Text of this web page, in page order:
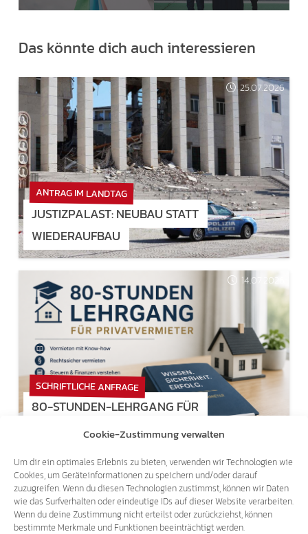
Cookie-Zustimmung verwalten
Um dir ein optimales Erlebnis zu bieten, verwenden wir Technologien wie
Cookies, um Geräteinformationen zu speichern und/oder darauf
zuzugreifen. Wenn du diesen Technologien zustimmst, können wir Daten
wie das Surfverhalten oder eindeutige IDs auf dieser Website verarbeiten.
Wenn du deine Zustimmung nicht erteilst oder zurückziehst, können
bestimmte Merkmale und Funktionen beeinträchtigt werden.
Das könnte dich auch interessieren
25.07.2026
ANTRAG IM LANDTAG
JUSTIZPALAST: NEUBAU STATT
WIEDERAUFBAU
14.07.2026
SCHRIFTLICHE ANFRAGE
80-STUNDEN-LEHRGANG FÜR
PRIVATVERMIETER
14.07.2026